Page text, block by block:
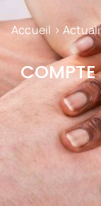
Accueil >